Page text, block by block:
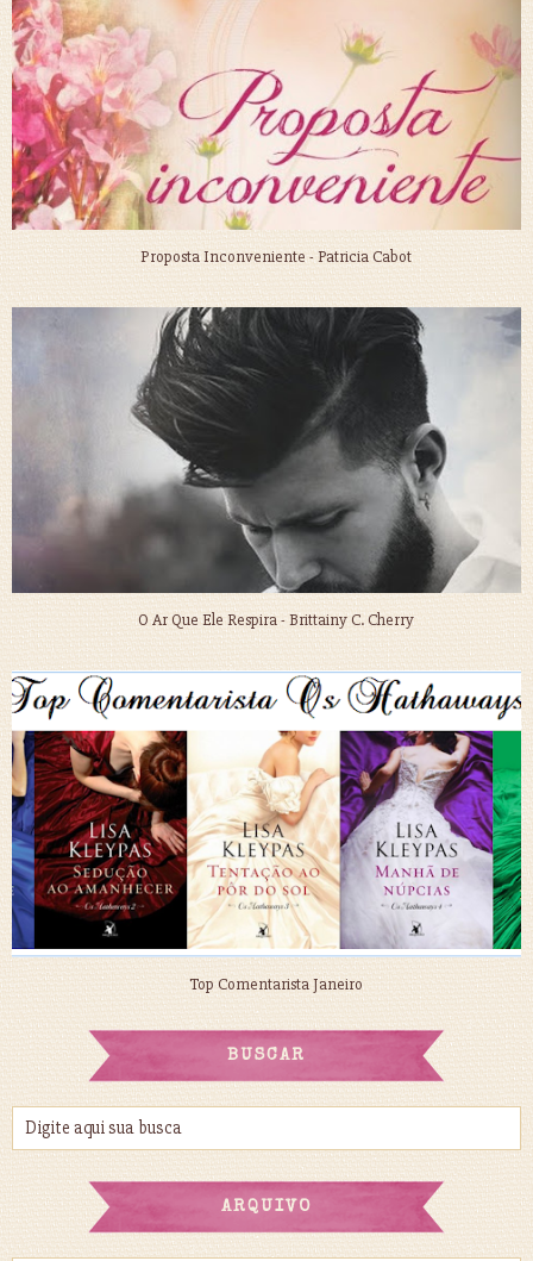
Proposta Inconveniente - Patricia Cabot
O Ar Que Ele Respira - Brittainy C. Cherry
Top Comentarista Janeiro
BUSCAR
ARQUIVO